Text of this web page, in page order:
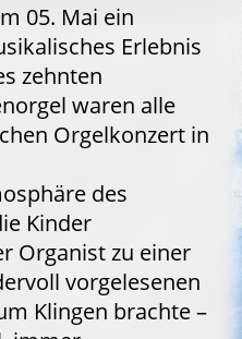
05. Mai ein
Erlebnis
zehnten
waren alle
Orgelkonzert in
des
Kinder
Organist zu einer
vorgelesenen
Klingen brachte –